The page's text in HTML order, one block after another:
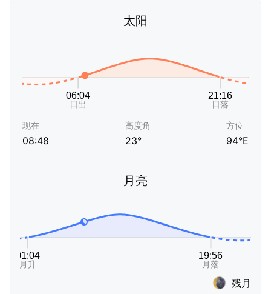
太阳
现在
08:48
高度角
23°
方位
94°E
月亮
残月